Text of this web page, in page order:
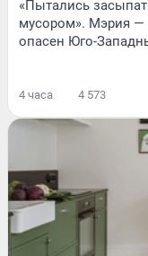
«Пытались
мусором». Мэрия —
опасен Юго-
4 часа 4 573